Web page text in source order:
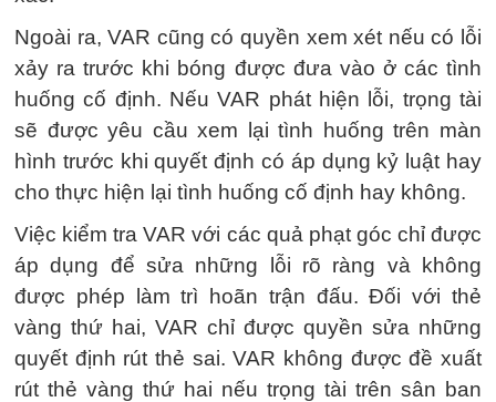
Ngoài ra, VAR cũng có quyền xem xét nếu có lỗi
xảy ra trước khi bóng được đưa vào ở các tình
huống cố định. Nếu VAR phát hiện lỗi, trọng tài
sẽ được yêu cầu xem lại tình huống trên màn
hình trước khi quyết định có áp dụng kỷ luật hay
cho thực hiện lại tình huống cố định hay không.
Việc kiểm tra VAR với các quả phạt góc chỉ được
áp dụng để sửa những lỗi rõ ràng và không
được phép làm trì hoãn trận đấu. Đối với thẻ
vàng thứ hai, VAR chỉ được quyền sửa những
quyết định rút thẻ sai. VAR không được đề xuất
rút thẻ vàng thứ hai nếu trọng tài trên sân ban